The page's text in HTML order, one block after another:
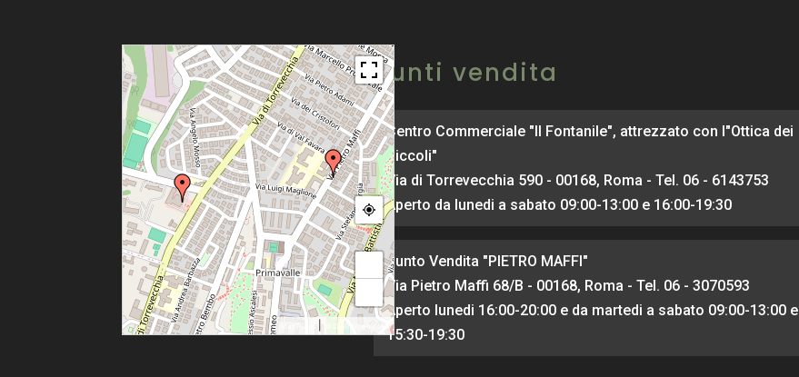
© OpenStreetMap
Punti vendita
Centro Commerciale "Il Fontanile", attrezzato con l"Ottica dei
Piccoli"
Via di Torrevecchia 590 - 00168, Roma - Tel. 06 - 6143753
Aperto da lunedi a sabato 09:00-13:00 e 16:00-19:30
Punto Vendita "PIETRO MAFFI"
Via Pietro Maffi 68/B - 00168, Roma - Tel. 06 - 3070593
Aperto lunedi 16:00-20:00 e da martedi a sabato 09:00-13:00 e
15:30-19:30